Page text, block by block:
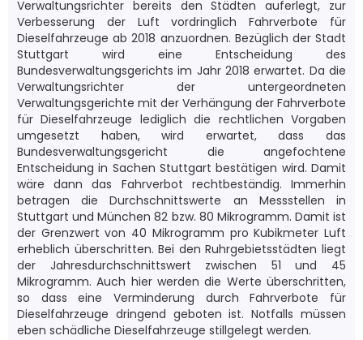
Verwaltungsrichter bereits den Städten auferlegt, zur
Verbesserung der Luft vordringlich Fahrverbote für
Dieselfahrzeuge ab 2018 anzuordnen. Bezüglich der Stadt
Stuttgart wird eine Entscheidung des
Bundesverwaltungsgerichts im Jahr 2018 erwartet. Da die
Verwaltungsrichter der untergeordneten
Verwaltungsgerichte mit der Verhängung der Fahrverbote
für Dieselfahrzeuge lediglich die rechtlichen Vorgaben
umgesetzt haben, wird erwartet, dass das
Bundesverwaltungsgericht die angefochtene
Entscheidung in Sachen Stuttgart bestätigen wird. Damit
wäre dann das Fahrverbot rechtbeständig. Immerhin
betragen die Durchschnittswerte an Messstellen in
Stuttgart und München 82 bzw. 80 Mikrogramm. Damit ist
der Grenzwert von 40 Mikrogramm pro Kubikmeter Luft
erheblich überschritten. Bei den Ruhrgebietsstädten liegt
der Jahresdurchschnittswert zwischen 51 und 45
Mikrogramm. Auch hier werden die Werte überschritten,
so dass eine Verminderung durch Fahrverbote für
Dieselfahrzeuge dringend geboten ist. Notfalls müssen
eben schädliche Dieselfahrzeuge stillgelegt werden.